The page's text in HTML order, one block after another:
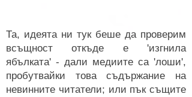
Та, идеята ни тук беше да проверим
всъщност откъде е 'изгнила
ябълката' - дали медиите са 'лоши',
пробутвайки това съдържание на
невинните читатели; или пък същите